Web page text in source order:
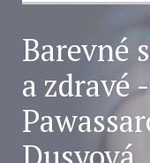
Barevné
a zdravé